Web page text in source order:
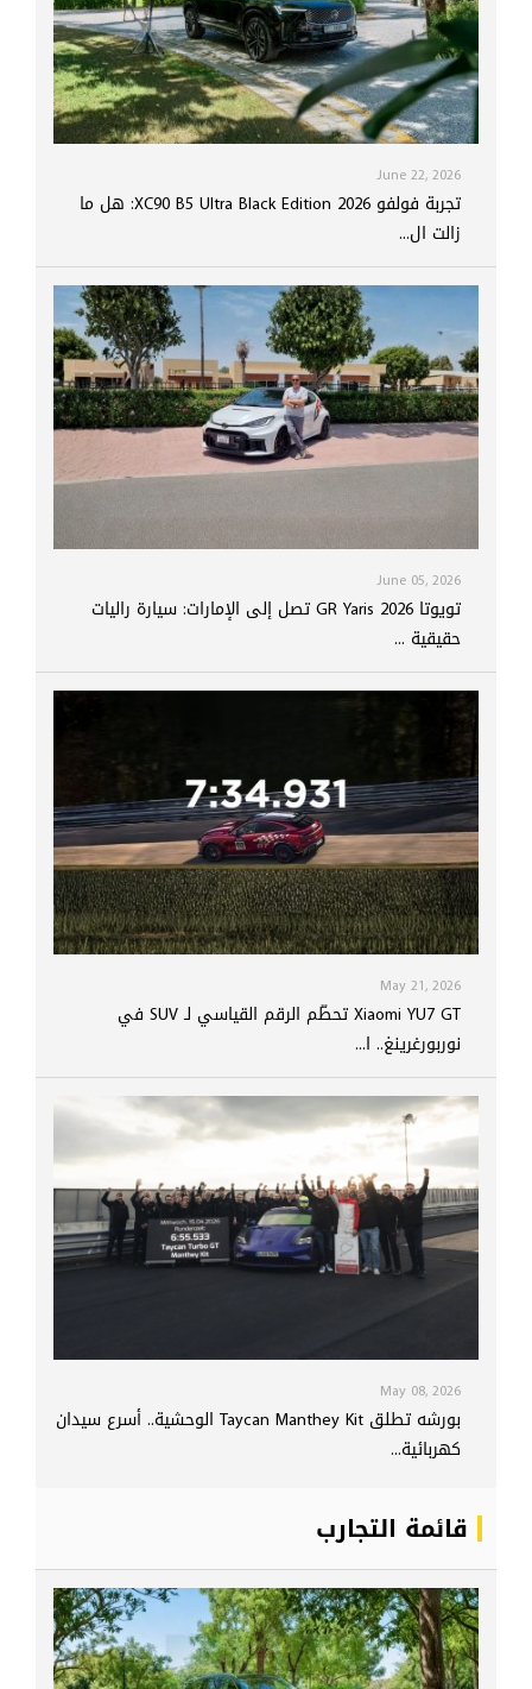
June 22, 2026
تجربة فولفو XC90 B5 Ultra Black Edition 2026: هل ما
زالت ال...
June 05, 2026
تويوتا GR Yaris 2026 تصل إلى الإمارات: سيارة راليات
حقيقية ...
May 21, 2026
Xiaomi YU7 GT تحطّم الرقم القياسي لـ SUV في
نوربورغرينغ.. ا...
May 08, 2026
بورشه تطلق Taycan Manthey Kit الوحشية.. أسرع سيدان
كهربائية...
قائمة التجارب